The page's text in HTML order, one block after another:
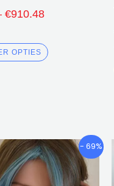
€910.48
OPTIES
- 69%
Prijsklasse:
€677.62
door
Dit
product
heeft